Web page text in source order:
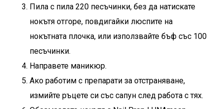
Пила с пила 220 песъчинки, без да натискате
нокътя отгоре, повдигайки люспите на
нокътната плочка, или използвайте бъф със 100
песъчинки.
Направете маникюр.
Ако работим с препарати за отстраняване,
измийте ръцете си със сапун след работа с тях.